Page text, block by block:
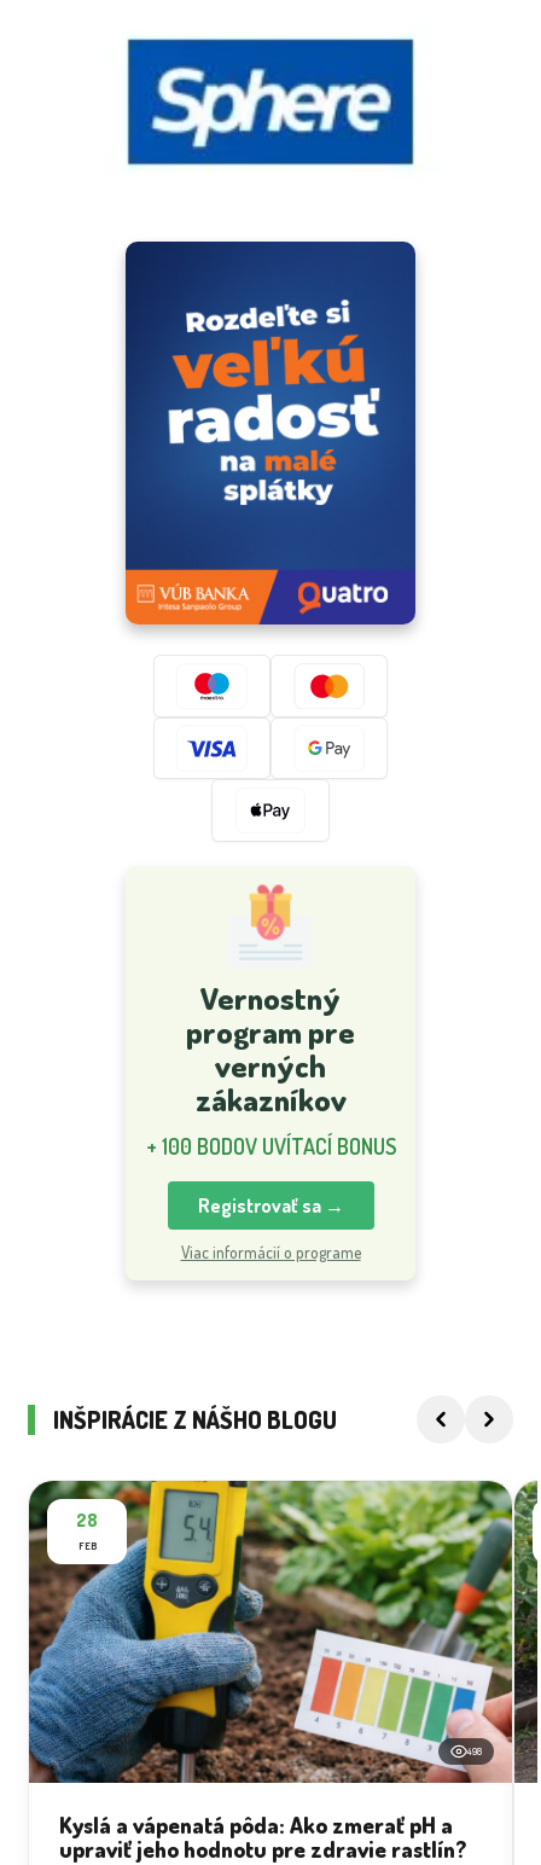
Vernostný
program pre
verných
zákazníkov
+ 100 BODOV UVÍTACÍ BONUS
Registrovať sa →
Viac informácií o programe
INŠPIRÁCIE Z NÁŠHO BLOGU
28
FEB
498
Kyslá a vápenatá pôda: Ako zmerať pH a
upraviť jeho hodnotu pre zdravie rastlín?